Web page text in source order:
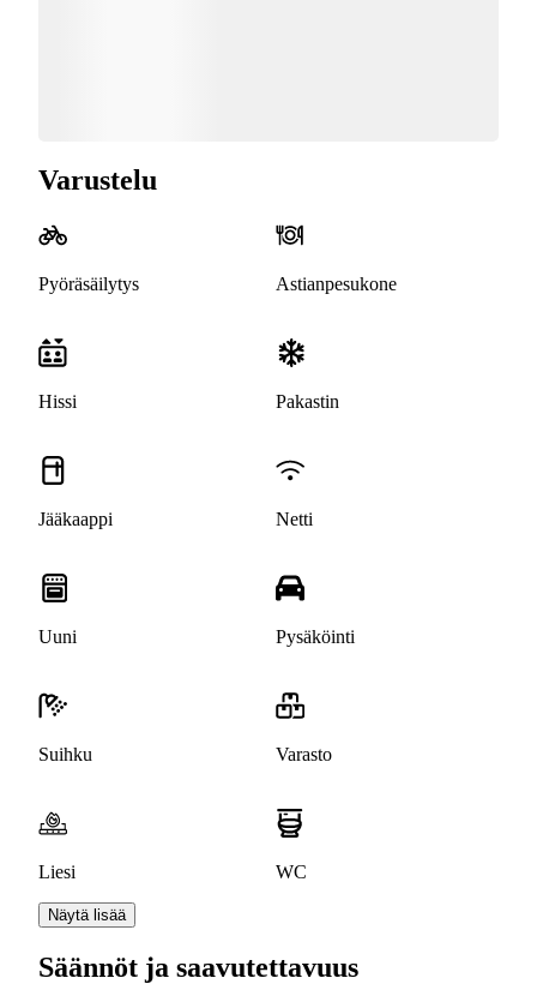
Varustelu
Pyöräsäilytys Astianpesukone
Hissi Pakastin
Jääkaappi Netti
Uuni Pysäköinti
Suihku Varasto
Liesi WC
Näytä lisää
Säännöt ja saavutettavuus